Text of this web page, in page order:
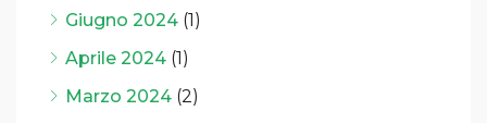
Giugno 2024 (1)
Aprile 2024 (1)
Marzo 2024 (2)